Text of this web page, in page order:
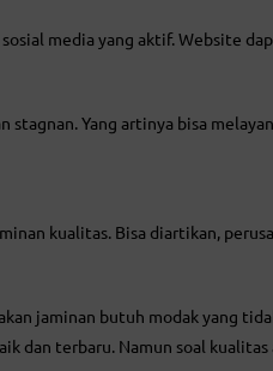
media yang aktif. Website
Yang artinya bisa
kualitas. Bisa diartikan,
jaminan butuh modak yang
dan terbaru. Namun soal